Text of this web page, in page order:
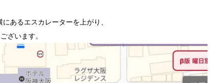
にあるエスカレーターを上がり、
ざいます。